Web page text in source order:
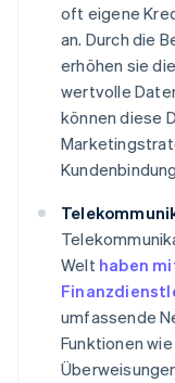
oft eigene
an. Durch die
erhöhen sie
wertvolle
können diese
Welt haben
umfassende
Funktionen